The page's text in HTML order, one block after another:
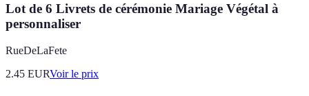
Lot de 6 Livrets de cérémonie Mariage Végétal à
personnaliser
RueDeLaFete
2.45 EURVoir le prix